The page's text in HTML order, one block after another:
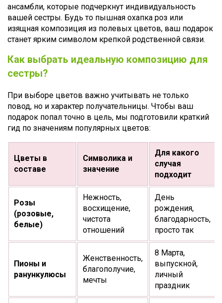
ансамбли, которые подчеркнут индивидуальность
вашей сестры. Будь то пышная охапка роз или
изящная композиция из полевых цветов, ваш подарок
станет ярким символом крепкой родственной связи.
Как выбрать идеальную композицию для
сестры?
При выборе цветов важно учитывать не только
повод, но и характер получательницы. Чтобы ваш
подарок попал точно в цель, мы подготовили краткий
гид по значениям популярных цветов:
Цветы в
составе
Символика и
значение
Для какого
случая
подходит
Розы
(розовые,
белые)
Нежность,
восхищение,
чистота
отношений
День
рождения,
благодарность,
просто так
Пионы и
ранункулюсы
Женственность,
благополучие,
мечты
8 Марта,
выпускной,
личный
праздник